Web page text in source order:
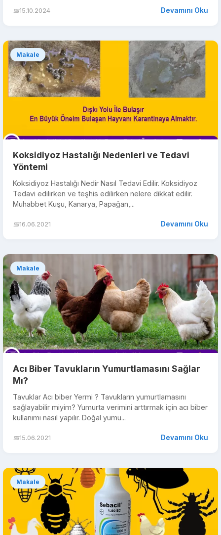
📅15.10.2024 Devamını Oku
Makale
Koksidiyoz Hastalığı Nedenleri ve Tedavi
Yöntemi
Koksidiyoz Hastalığı Nedir Nasıl Tedavi Edilir. Koksidiyoz
Tedavi edilirken ve teşhis edilirken nelere dikkat edilir.
Muhabbet Kuşu, Kanarya, Papağan,...
📅16.06.2021 Devamını Oku
Makale
Acı Biber Tavukların Yumurtlamasını Sağlar
Mı?
Tavuklar Acı biber Yermi ? Tavukların yumurtlamasını
sağlayabilir miyim? Yumurta verimini arttırmak için acı biber
kullanımı nasıl yapılır. Doğal yumu...
📅15.06.2021 Devamını Oku
Makale